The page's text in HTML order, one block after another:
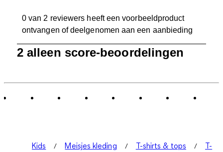
0 van 2 reviewers heeft een voorbeeldproduct
ontvangen of deelgenomen aan een aanbieding
van
2 alleen score-beoordelingen
Kids Meisjes kleding T-shirts & tops
T-